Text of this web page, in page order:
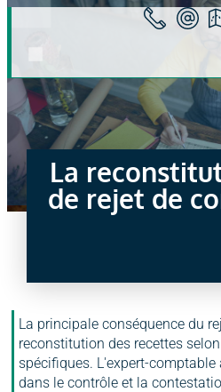
Panneau de gestion des cookies
La
de rejet de
La principale conséquence du
reconstitution des recettes
spécifiques. L'expert-
dans le contrôle et la